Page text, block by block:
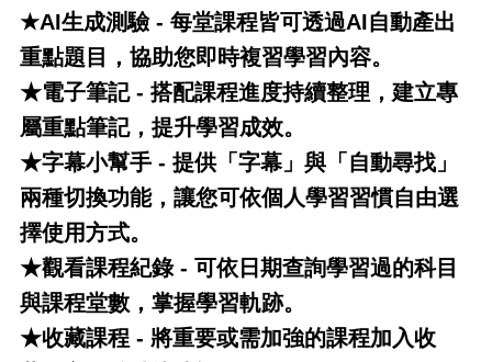
★AI生成測驗 - 每堂課程皆可透過AI自動產出
重點題目，協助您即時複習學習內容。
★電子筆記 - 搭配課程進度持續整理，建立專
屬重點筆記，提升學習成效。
★字幕小幫手 - 提供「字幕」與「自動尋找」
兩種切換功能，讓您可依個人學習習慣自由選
擇使用方式。
★觀看課程紀錄 - 可依日期查詢學習過的科目
與課程堂數，掌握學習軌跡。
★收藏課程 - 將重要或需加強的課程加入收